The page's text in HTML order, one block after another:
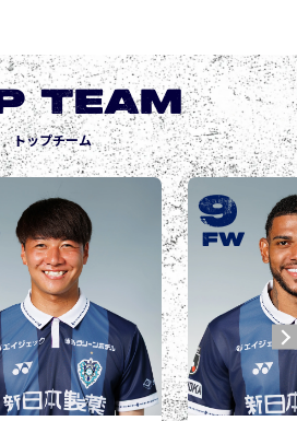
TEAM
トップチーム
城後 寿
JOGO Hisashi
10
FW